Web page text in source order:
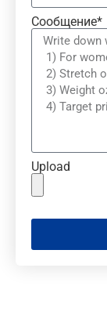
Сообщение*
Upload